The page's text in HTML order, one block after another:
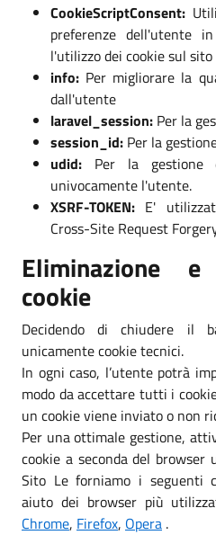
CookieScriptConsent:
preferenze dell'utente
l'utilizzo dei cookie sul sito
info: Per migliorare la
dall'utente
laravel_session: Per la
session_id: Per la
udid: Per la gestione
univocamente l'utente.
XSRF-TOKEN: E'
Cross-Site Request
Eliminazione
cookie
Decidendo di chiudere il
unicamente cookie tecnici.
In ogni caso, l’utente potrà
modo da accettare tutti i
un cookie viene inviato o non
Per una ottimale gestione,
cookie a seconda del
Sito Le forniamo i seguenti
aiuto dei browser più
Chrome, Firefox, Opera .